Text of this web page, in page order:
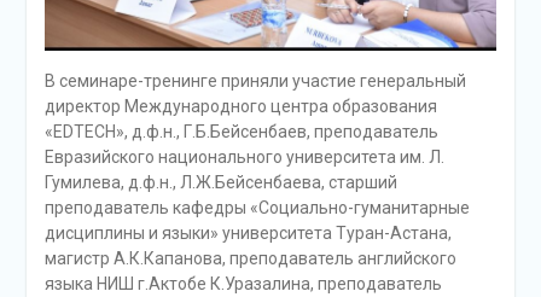
В семинаре-тренинге приняли участие генеральный
директор Международного центра образования
«EDTECH», д.ф.н., Г.Б.Бейсенбаев, преподаватель
Евразийского национального университета им. Л.
Гумилева, д.ф.н., Л.Ж.Бейсенбаева, старший
преподаватель кафедры «Социально-гуманитарные
дисциплины и языки» университета Туран-Астана,
магистр А.К.Капанова, преподаватель английского
языка НИШ г.Актобе К.Уразалина, преподаватель